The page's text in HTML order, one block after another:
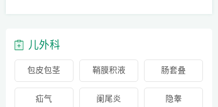
HOT 乳腺炎的早期症状有哪些呢？
现早治疗
得了哺乳期乳腺炎怎么办？
儿外科
包皮包茎 鞘膜积液 肠套叠
疝气 阑尾炎 隐睾